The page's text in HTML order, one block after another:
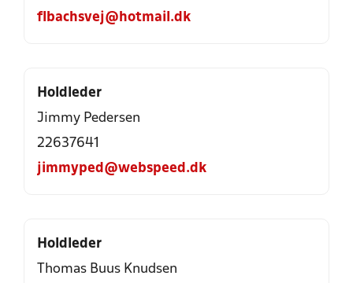
flbachsvej@hotmail.dk
Holdleder
Jimmy Pedersen
22637641
jimmyped@webspeed.dk
Holdleder
Thomas Buus Knudsen